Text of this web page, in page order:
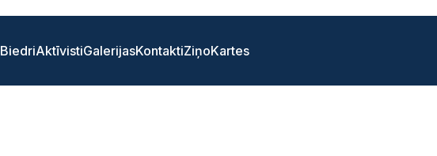
BiedriAktīvistiGalerijasKontaktiZiņoKartes